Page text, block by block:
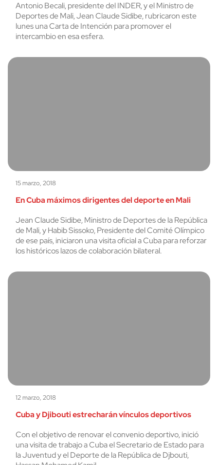
Antonio Becali, presidente del INDER, y el Ministro de
Deportes de Mali, Jean Claude Sidibe, rubricaron este
lunes una Carta de Intención para promover el
intercambio en esa esfera.
15 marzo, 2018
En Cuba máximos dirigentes del deporte en Mali
Jean Claude Sidibe, Ministro de Deportes de la República
de Mali, y Habib Sissoko, Presidente del Comité Olímpico
de ese país, iniciaron una visita oficial a Cuba para reforzar
los históricos lazos de colaboración bilateral.
12 marzo, 2018
Cuba y Djibouti estrecharán vínculos deportivos
Con el objetivo de renovar el convenio deportivo, inició
una visita de trabajo a Cuba el Secretario de Estado para
la Juventud y el Deporte de la República de Djbouti,